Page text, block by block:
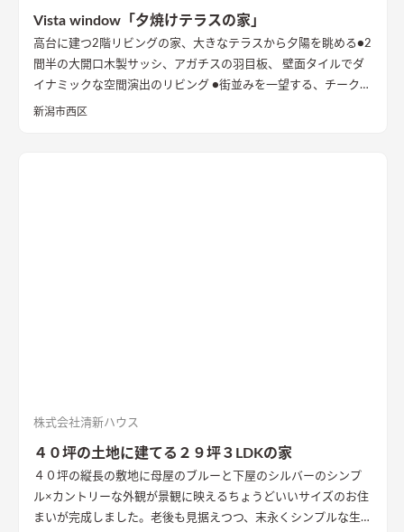
Vista window「夕焼けテラスの家」
高台に建つ2階リビングの家、大きなテラスから夕陽を眺める●2
間半の大開口木製サッシ、アガチスの羽目板、 壁面タイルでダ
イナミックな空間演出のリビング ●街並みを一望する、チークの
出窓ベンチ ●型の塗り壁に誘われる玄関 内と外が連続的につな
新潟市西区
株式会社清新ハウス
４０坪の土地に建てる２９坪３LDKの家
４０坪の縦長の敷地に母屋のブルーと下屋のシルバーのシンプ
ル×カントリーな外観が景観に映えるちょうどいいサイズのお住
まいが完成しました。老後も見据えつつ、末永くシンプルな生活